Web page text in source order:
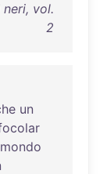
vol.
2
un
mondo